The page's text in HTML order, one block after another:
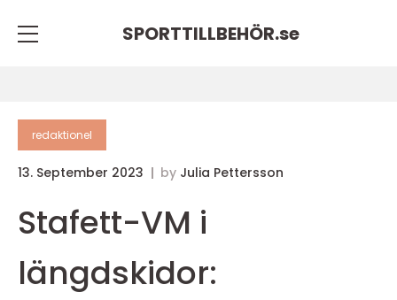
SPORTTILLBEHÖR.se
redaktionel
13. September 2023 by Julia Pettersson
Stafett-VM i
längdskidor: